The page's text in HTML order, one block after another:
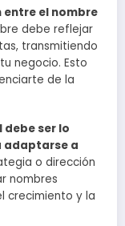
entre el nombre
debe reflejar
transmitiendo
negocio. Esto
de la
ser lo
adaptarse a
o dirección
nombres
crecimiento y la